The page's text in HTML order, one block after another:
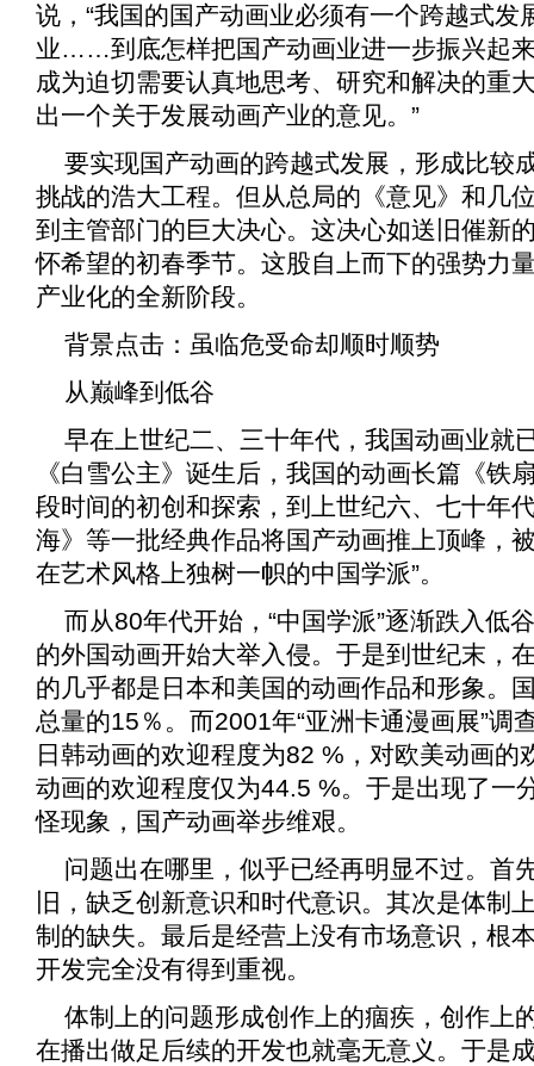
说，“我国的国产动画业必须有一个跨越式发
业……到底怎样把国产动画业进一步振兴起
成为迫切需要认真地思考、研究和解决的重
出一个关于发展动画产业的意见。”
要实现国产动画的跨越式发展，形成比较
挑战的浩大工程。但从总局的《意见》和几
到主管部门的巨大决心。这决心如送旧催新
怀希望的初春季节。这股自上而下的强势力
产业化的全新阶段。
背景点击：虽临危受命却顺时顺势
从巅峰到低谷
早在上世纪二、三十年代，我国动画业就
《白雪公主》诞生后，我国的动画长篇《铁
段时间的初创和探索，到上世纪六、七十年
海》等一批经典作品将国产动画推上顶峰，
在艺术风格上独树一帜的中国学派”。
而从80年代开始，“中国学派”逐渐跌入低
的外国动画开始大举入侵。于是到世纪末，
的几乎都是日本和美国的动画作品和形象。
总量的15％。而2001年“亚洲卡通漫画展”调
日韩动画的欢迎程度为82 %，对欧美动画
动画的欢迎程度仅为44.5 %。于是出现了一
怪现象，国产动画举步维艰。
问题出在哪里，似乎已经再明显不过。首
旧，缺乏创新意识和时代意识。其次是体制
制的缺失。最后是经营上没有市场意识，根
开发完全没有得到重视。
体制上的问题形成创作上的痼疾，创作上
在播出做足后续的开发也就毫无意义。于是